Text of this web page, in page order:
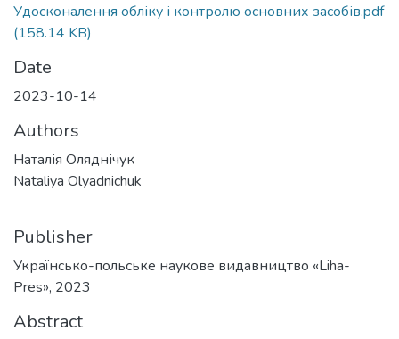
Удосконалення обліку і контролю основних засобів.pdf
(158.14 KB)
Date
2023-10-14
Authors
Наталія Оляднічук
Nataliya Olyadnichuk
Publisher
Українсько-польське наукове видавництво «Liha-
Pres», 2023
Abstract